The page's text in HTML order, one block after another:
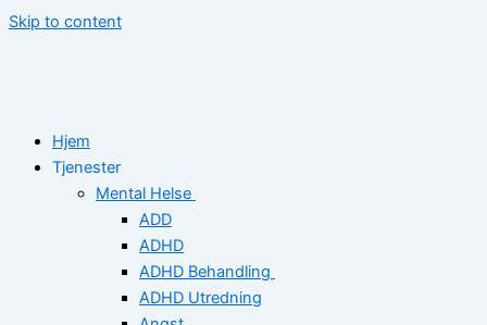
Skip to content
Hjem
Tjenester
Mental Helse
ADD
ADHD
ADHD Behandling
ADHD Utredning